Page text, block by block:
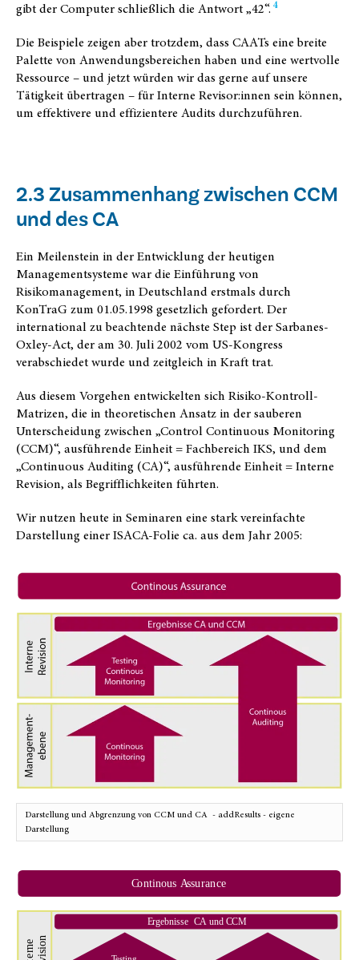
gibt der Computer schließlich die Antwort „42“. 4
Die Beispiele zeigen aber trotzdem, dass CAATs eine breite
Palette von Anwendungsbereichen haben und eine wertvolle
Ressource – und jetzt würden wir das gerne auf unsere
Tätigkeit übertragen – für Interne Revisor:innen sein können,
um effektivere und effizientere Audits durchzuführen.
2.3 Zusammenhang zwischen CCM
und des CA
Ein Meilenstein in der Entwicklung der heutigen
Managementsysteme war die Einführung von
Risikomanagement, in Deutschland erstmals durch
KonTraG zum 01.05.1998 gesetzlich gefordert. Der
international zu beachtende nächste Step ist der Sarbanes-
Oxley-Act, der am 30. Juli 2002 vom US-Kongress
verabschiedet wurde und zeitgleich in Kraft trat.
Aus diesem Vorgehen entwickelten sich Risiko-Kontroll-
Matrizen, die in theoretischen Ansatz in der sauberen
Unterscheidung zwischen „Control Continuous Monitoring
(CCM)“, ausführende Einheit = Fachbereich IKS, und dem
„Continuous Auditing (CA)“, ausführende Einheit = Interne
Revision, als Begrifflichkeiten führten.
Wir nutzen heute in Seminaren eine stark vereinfachte
Darstellung einer ISACA-Folie ca. aus dem Jahr 2005:
Darstellung und Abgrenzung von CCM und CA - addResults - eigene
Darstellung